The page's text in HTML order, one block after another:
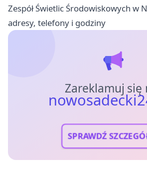
Zespół Świetlic Środowiskowych w
adresy, telefony i godziny
Zareklamuj się
SPRAWDŹ